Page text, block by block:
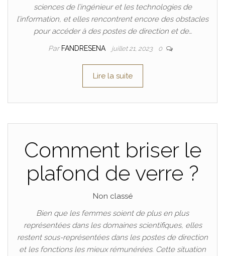
sciences de l’ingénieur et les technologies de
l’information, et elles rencontrent encore des obstacles
pour accéder à des postes de direction et de…
Par FANDRESENA juillet 21, 2023 0
Lire la suite
Comment briser le
plafond de verre ?
Non classé
Bien que les femmes soient de plus en plus
représentées dans les domaines scientifiques, elles
restent sous-représentées dans les postes de direction
et les fonctions les mieux rémunérées. Cette situation